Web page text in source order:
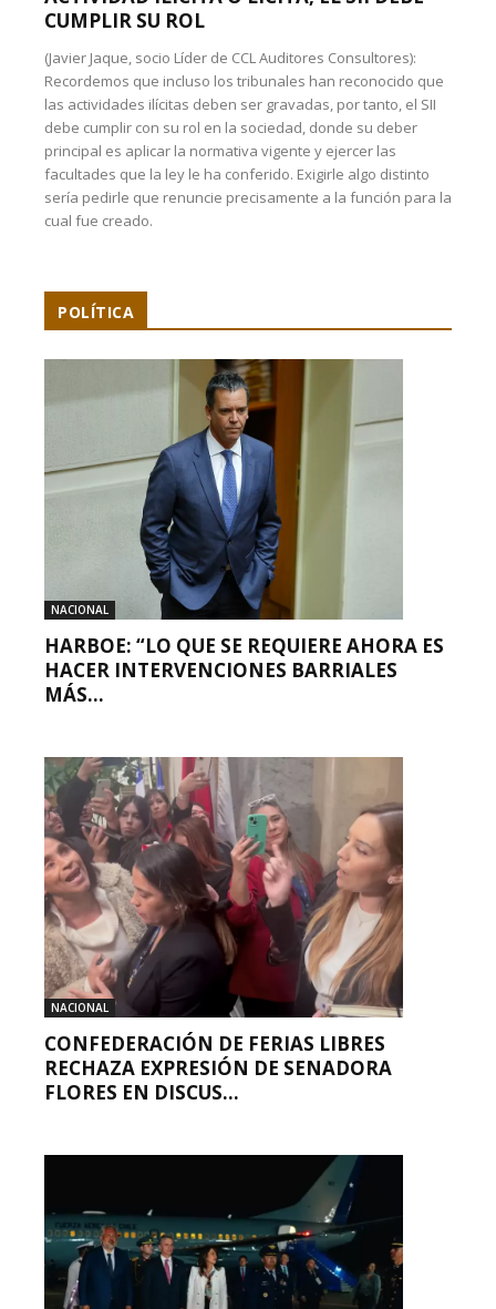
CUMPLIR SU ROL
(Javier Jaque, socio Líder de CCL Auditores Consultores):
Recordemos que incluso los tribunales han reconocido que
las actividades ilícitas deben ser gravadas, por tanto, el SII
debe cumplir con su rol en la sociedad, donde su deber
principal es aplicar la normativa vigente y ejercer las
facultades que la ley le ha conferido. Exigirle algo distinto
sería pedirle que renuncie precisamente a la función para la
cual fue creado.
POLÍTICA
NACIONAL
HARBOE: “LO QUE SE REQUIERE AHORA ES
HACER INTERVENCIONES BARRIALES
MÁS...
NACIONAL
CONFEDERACIÓN DE FERIAS LIBRES
RECHAZA EXPRESIÓN DE SENADORA
FLORES EN DISCUS...